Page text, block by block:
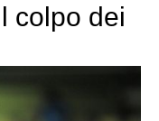
colpo dei